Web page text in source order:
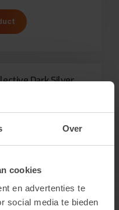
Over
cookies
en advertenties te
social media te bieden
LLumar R 20 SR CDF – Reflective Dark Silver 20
LLumar R 35 SR CDF – Reflective Medium Silver 35